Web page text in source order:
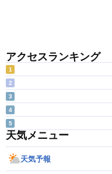
アクセスランキング
1
2
3
4
5
天気メニュー
天気予報